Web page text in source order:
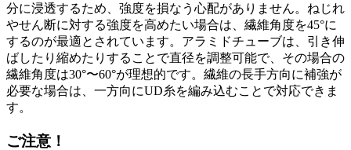
分に浸透するため、強度を損なう心配がありません。ねじれ
やせん断に対する強度を高めたい場合は、繊維角度を45°に
するのが最適とされています。アラミドチューブは、引き伸
ばしたり縮めたりすることで直径を調整可能で、その場合の
繊維角度は30°〜60°が理想的です。繊維の長手方向に補強が
必要な場合は、一方向にUD糸を編み込むことで対応できま
す。
ご注意！